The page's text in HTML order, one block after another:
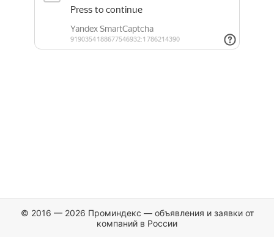
© 2016 — 2026 Проминдекс — объявления и заявки от
компаний в России